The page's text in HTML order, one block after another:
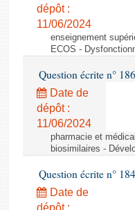
dépôt :
11/06/2024
enseignement
ECOS -
Question écrite n°
Date de
dépôt :
11/06/2024
pharmacie et
biosimilaires -
Question écrite n°
Date de
dépôt :